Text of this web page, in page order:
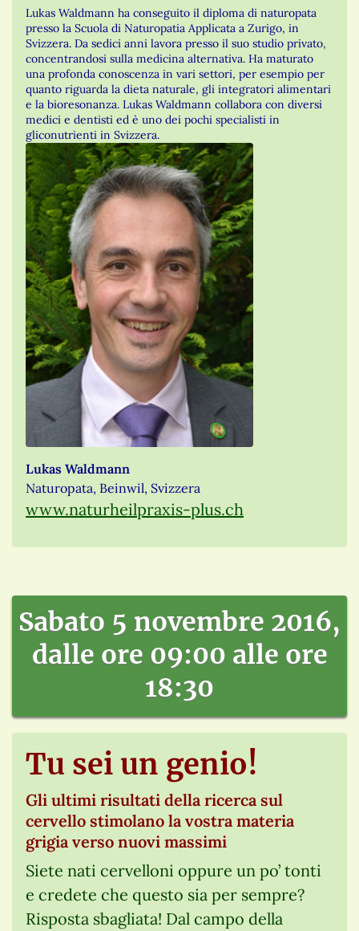
Lukas Waldmann ha conseguito il diploma di naturopata
presso la Scuola di Naturopatia Applicata a Zurigo, in
Svizzera. Da sedici anni lavora presso il suo studio privato,
concentrandosi sulla medicina alternativa. Ha maturato
una profonda conoscenza in vari settori, per esempio per
quanto riguarda la dieta naturale, gli integratori alimentari
e la bioresonanza. Lukas Waldmann collabora con diversi
medici e dentisti ed è uno dei pochi specialisti in
gliconutrienti in Svizzera.
Lukas Waldmann
Naturopata, Beinwil, Svizzera
www.naturheilpraxis-plus.ch
Sabato 5 novembre 2016,
dalle ore 09:00 alle ore
18:30
Tu sei un genio!
Gli ultimi risultati della ricerca sul
cervello stimolano la vostra materia
grigia verso nuovi massimi
Siete nati cervelloni oppure un po’ tonti
e credete che questo sia per sempre?
Risposta sbagliata! Dal campo della